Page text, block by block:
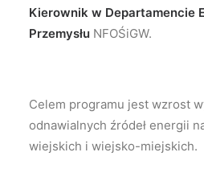
Kierownik w Departamencie
Przemysłu NFOŚiGW.
Celem programu jest wzrost
odnawialnych źródeł energii
wiejskich i wiejsko-miejskich.